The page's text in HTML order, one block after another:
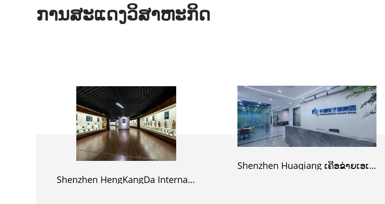
ການສະແດງວິສາຫະກິດ
Shenzhen HengKangDa International Food Corp,.ຈຳກັດ.
Shenzhen Huaqiang ເຄືອຂ່າຍເອເລັກໂຕຣນິກ Group Co., LTD